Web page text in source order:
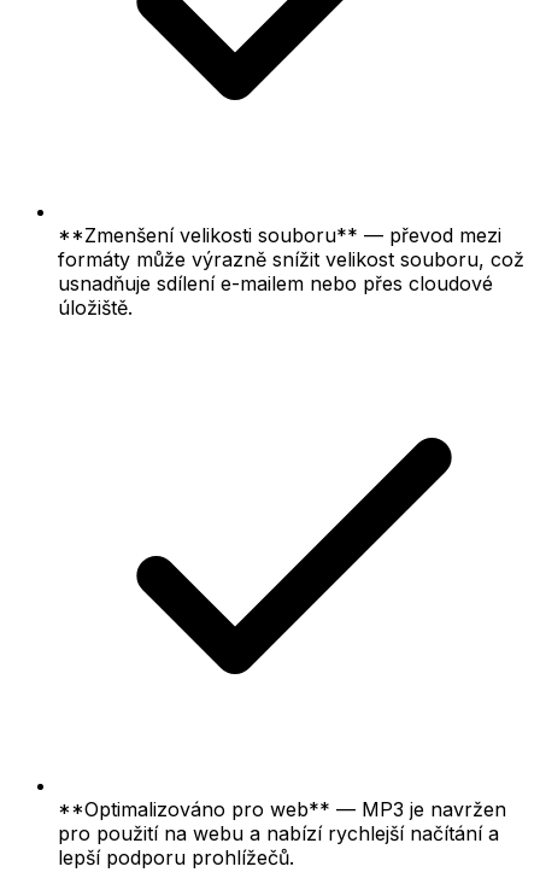
**Zmenšení velikosti souboru** — převod mezi
formáty může výrazně snížit velikost souboru, což
usnadňuje sdílení e-mailem nebo přes cloudové
úložiště.
**Optimalizováno pro web** — MP3 je navržen
pro použití na webu a nabízí rychlejší načítání a
lepší podporu prohlížečů.